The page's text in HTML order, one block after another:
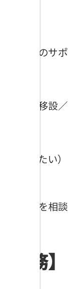
業全般のサポ
車場の移設／
相談したい）
行経路を相談
法務】